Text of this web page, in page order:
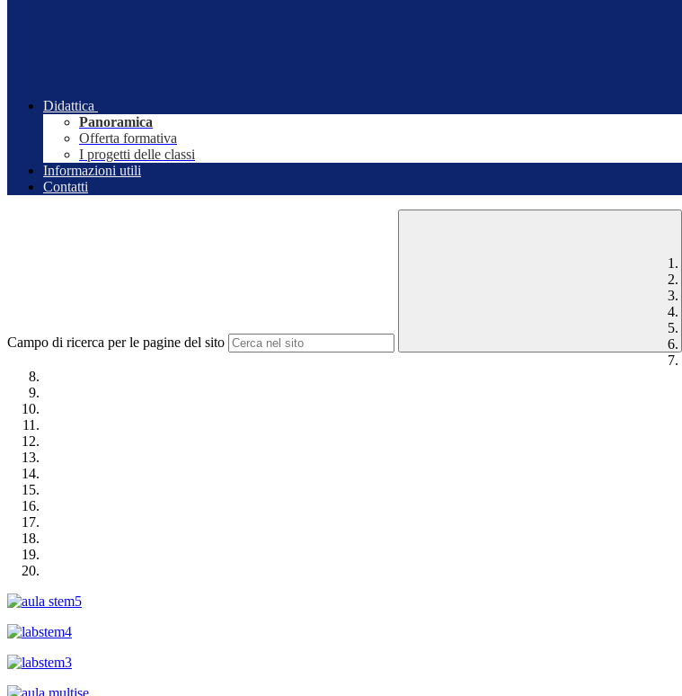
Didattica
Panoramica
Offerta formativa
I progetti delle classi
Informazioni utili
Contatti
Campo di ricerca per le pagine del sito